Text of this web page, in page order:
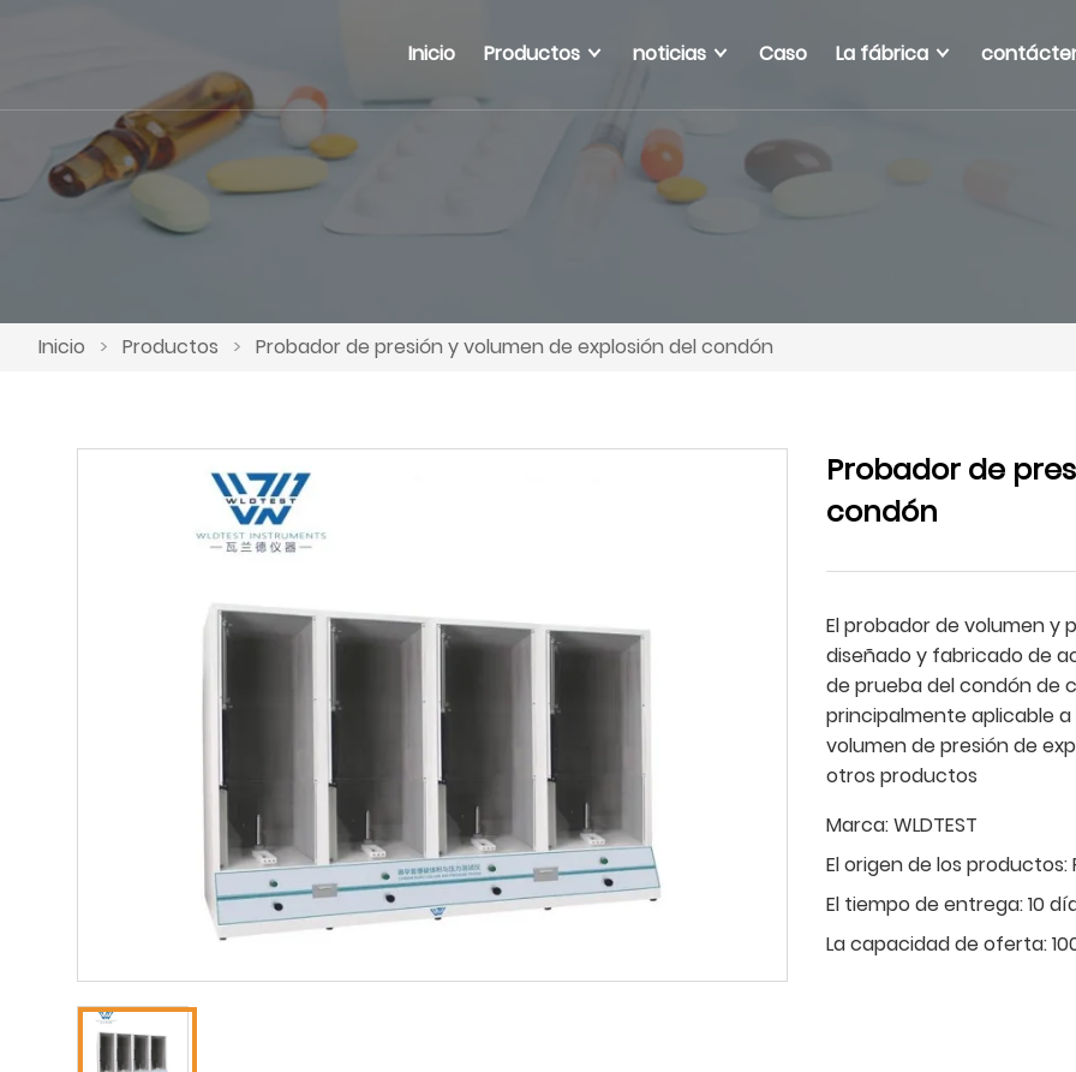
Inicio Productos noticias Caso La fábrica
Inicio > Productos > Probador de presión y volumen de explosión del condón
Probador de
condón
El probador de volumen y
diseñado y fabricado de
de prueba del condón de
principalmente aplicable
volumen de presión de
otros productos
Marca:WLDTEST
El origen de los productos:
El tiempo de entrega:10
La capacidad de oferta: